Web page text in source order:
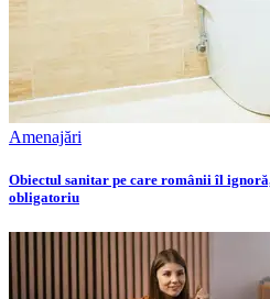
Amenajări
Obiectul sanitar pe care românii îl
obligatoriu